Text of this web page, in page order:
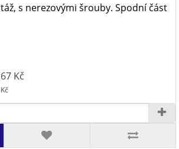
s nerezovými šrouby. Spodní část
Kč